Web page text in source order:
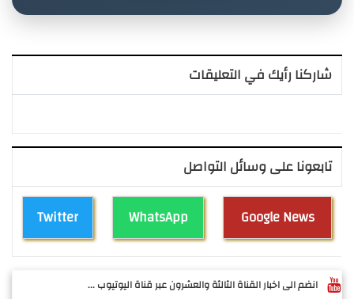
شاركنا رأيك في التعليقات
تابعونا على وسائل التواصل
Twitter WhatsApp Google News
انضم الى اخبار القناة الثالثة والعشرون عبر قناة اليوتيوب ...